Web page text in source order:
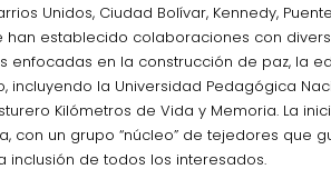
Unidos, Ciudad Bolívar, Kennedy,
han establecido colaboraciones con
enfocadas en la construcción de paz, la
incluyendo la Universidad Pedagógica
Kilómetros de Vida y Memoria. La
con un grupo “núcleo” de tejedores que
inclusión de todos los interesados.